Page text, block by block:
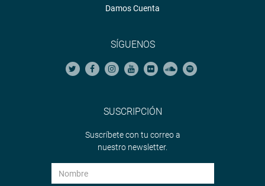
Damos Cuenta
SÍGUENOS
SUSCRIPCIÓN
Suscríbete con tu correo a
nuestro newsletter.